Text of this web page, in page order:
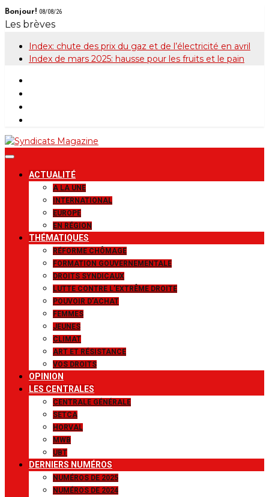
Skip
to
Bonjour! 08/08/26
Les brèves
Index: chute des prix du gaz et de l’électricité en avril
Index de mars 2025: hausse pour les fruits et le pain
Syndicats
Magazine
Le magazine de la FGTB
ACTUALITÉ
A LA UNE
INTERNATIONAL
EUROPE
EN RÉGION
THÉMATIQUES
RÉFORME CHÔMAGE
FORMATION GOUVERNEMENTALE
DROITS SYNDICAUX
LUTTE CONTRE L’EXTRÊME DROITE
POUVOIR D’ACHAT
FEMMES
JEUNES
CLIMAT
ART ET RÉSISTANCE
VOS DROITS
OPINION
LES CENTRALES
CENTRALE GÉNÉRALE
SETCA
HORVAL
MWB
UBT
DERNIERS NUMÉROS
NUMÉROS DE 2025
NUMÉROS DE 2024